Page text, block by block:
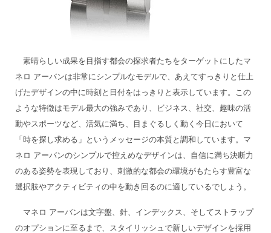
素晴らしい成果を目指す都会の探求者たちをターゲットにしたマ
ネロ アーバンは非常にシンプルなモデルで、あえてすっきりと仕上
げたデザインの中に時刻と日付をはっきりと表示しています。この
ような特徴はモデル最大の強みであり、ビジネス、社交、趣味の活
動やスポーツなど、活気に満ち、目まぐるしく動く今日において
「時を探し求める」というメッセージの本質と調和しています。マ
ネロ アーバンのシンプルで控えめなデザインは、自信に満ち決断力
のある姿勢を表現しており、刺激的な都会の環境がもたらす豊富な
選択肢やアクティビティの中を動き回るのに適しているでしょう。
マネロ アーバンは文字盤、針、インデックス、そしてストラップ
のオプションに至るまで、スタイリッシュで新しいデザインを採用